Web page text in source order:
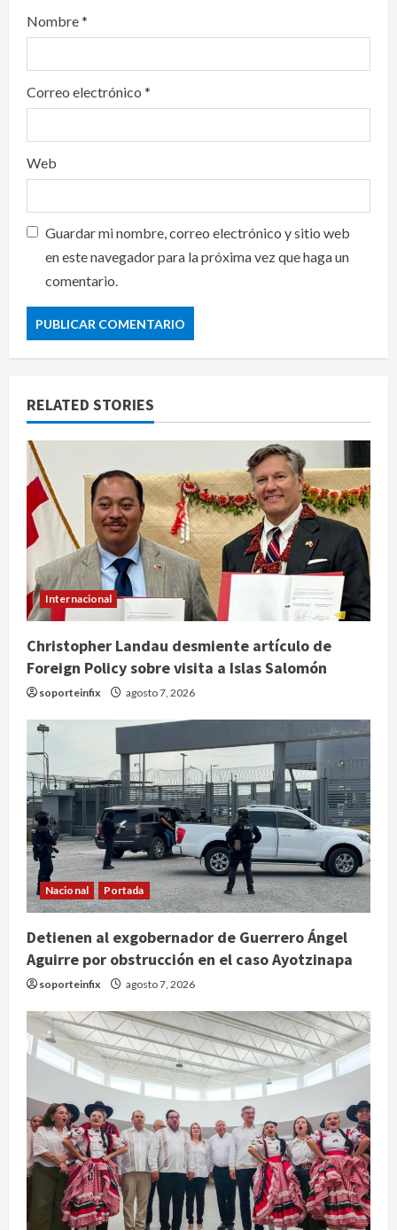
Nombre*
Correo electrónico *
Web
Guardar mi nombre, correo electrónico y sitio web
en este navegador para la próxima vez que haga un
comentario.
RELATED STORIES
Internacional
Christopher Landau desmiente artículo de
Foreign Policy sobre visita a Islas Salomón
soporteinfix agosto 7, 2026
Nacional Portada
Detienen al exgobernador de Guerrero Ángel
Aguirre por obstrucción en el caso Ayotzinapa
soporteinfix agosto 7, 2026
2
México y Perú restablecen
relaciones diplomáticas tras cuatro
años de enfrentamientos
agosto 8, 2026
3
Declaran accidental la muerte de
Brandon Clarke por consumo de
heroína y cocaína
agosto 8, 2026
Estados Unidos reanuda
parcialmente los envíos de
aguacate desde México